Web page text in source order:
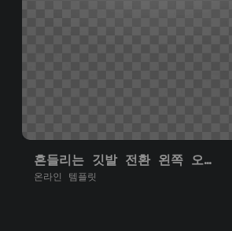
흔들리는 깃발 전환 왼쪽 오른쪽
온라인 템플릿